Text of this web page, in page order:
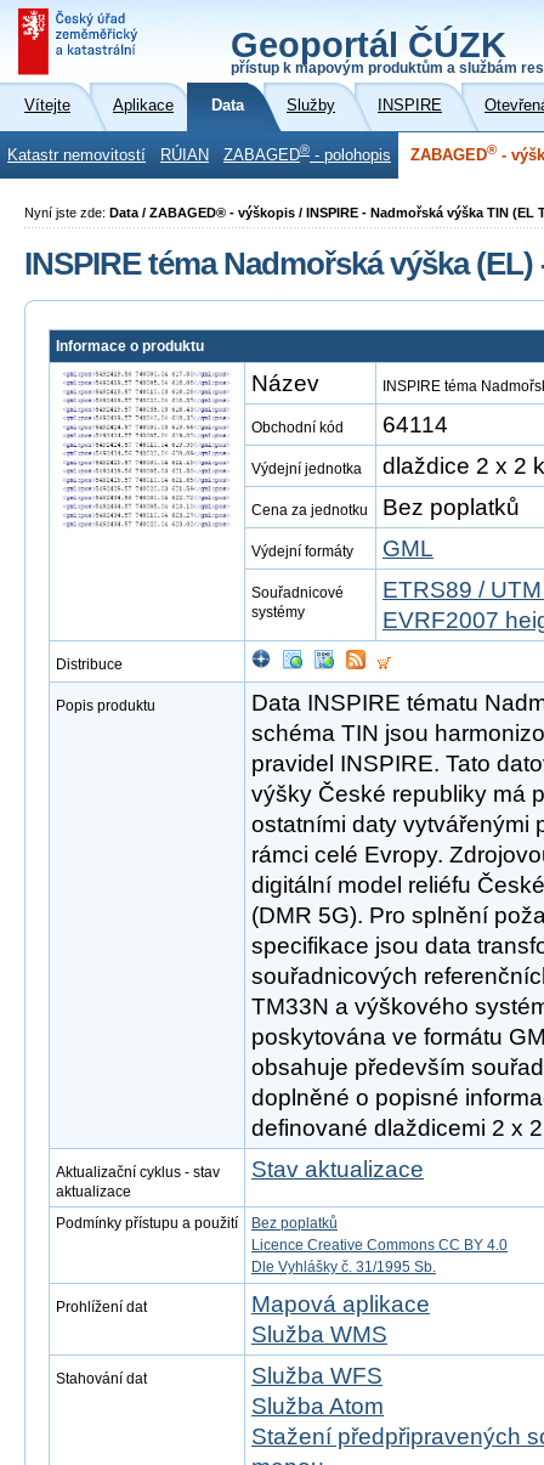
Geoportál ČÚZK
přístup k mapovým produktům a službám
Vítejte Aplikace Data Služby INSPIRE
Katastr nemovitostí RÚIAN ZABAGED® - polohopis ZABAGED® -
Nyní jste zde: Data / ZABAGED® - výškopis / INSPIRE - Nadmořská výška TIN (EL
INSPIRE téma Nadmořská výška (EL)
Informace o produktu
Název INSPIRE téma
Obchodní kód 64114
Výdejní jednotka dlaždice 2 x 2
Cena za jednotku Bez poplatků
Výdejní formáty GML
Souřadnicové
systémy
ETRS89 /
EVRF2007
Distribuce
Popis produktu
Data INSPIRE tématu
schéma TIN jsou
pravidel INSPIRE. Tato
výšky České republiky má
ostatními daty vytvářenými
rámci celé Evropy.
digitální model reliéfu
(DMR 5G). Pro splnění
specifikace jsou data
souřadnicových
TM33N a výškového
poskytována ve formátu
obsahuje především
doplněné o popisné
definované dlaždicemi 2 x
Aktualizační cyklus - stav
aktualizace
Stav aktualizace
Podmínky přístupu a použití
Bez poplatků
Licence Creative Commons CC BY 4.0
Dle Vyhlášky č. 31/1995 Sb.
Prohlížení dat
Mapová aplikace
Služba WMS
Stahování dat
Služba WFS
Služba Atom
Stažení předpřipravených